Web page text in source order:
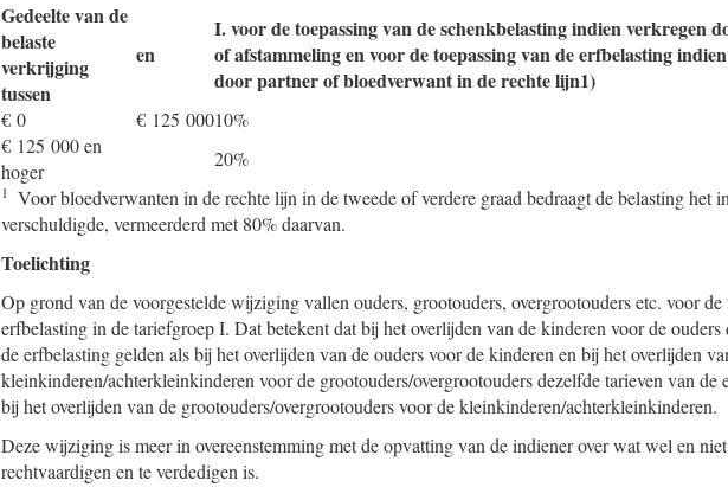
Gedeelte van de
belaste
verkrijging
tussen
en
I. voor de toepassing van de schenkbelasting indien verkregen
of afstammeling en voor de toepassing van de erfbelasting
door partner of bloedverwant in de rechte lijn1)
€ 0 € 125 00010%
€ 125 000 en
hoger
20%
1
Voor bloedverwanten in de rechte lijn in de tweede of verdere graad bedraagt de belasting het
verschuldigde, vermeerderd met 80% daarvan.
Toelichting
Op grond van de voorgestelde wijziging vallen ouders, grootouders, overgrootouders etc. voor de
erfbelasting in de tariefgroep I. Dat betekent dat bij het overlijden van de kinderen voor de ouders
de erfbelasting gelden als bij het overlijden van de ouders voor de kinderen en bij het overlijden
kleinkinderen/achterkleinkinderen voor de grootouders/overgrootouders dezelfde tarieven van de
bij het overlijden van de grootouders/overgrootouders voor de kleinkinderen/achterkleinkinderen.
Deze wijziging is meer in overeenstemming met de opvatting van de indiener over wat wel en
rechtvaardigen en te verdedigen is.